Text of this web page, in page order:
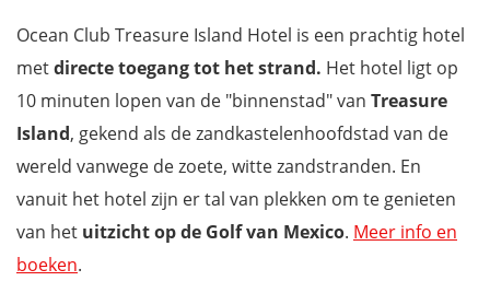
Ocean Club Treasure Island Hotel is een prachtig hotel
metdirecte toegang tot het strand. Het hotel ligt op
10 minuten lopen van de "binnenstad" van Treasure
Island, gekend als de zandkastelenhoofdstad van de
wereld vanwege de zoete, witte zandstranden. En
vanuit het hotel zijn er tal van plekken om te genieten
van het uitzicht op de Golf van Mexico. Meer info en
boeken.